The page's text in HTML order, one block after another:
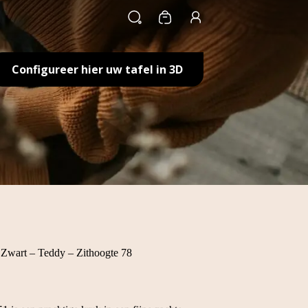
Winkelwagen
Configureer hier uw tafel in 3D
– Teddy – Zithoogte 78